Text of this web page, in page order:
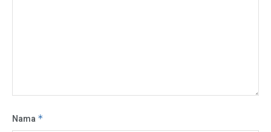
Nama *